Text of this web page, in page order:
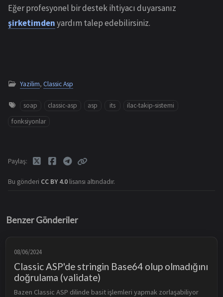
Eğer profesyonel bir destek ihtiyacı duyarsanız
şirketimdenyardım talep edebilirsiniz.
Yazilim, Classic Asp
soap classic-asp asp its
ilac-takip-sistemi
fonksiyonlar
Bu gönderi CC BY 4.0 lisansı altındadır.
Paylaş
Benzer Gönderiler
08/06/2024
Classic ASP'de stringin Base64 olup olmadığını
doğrulama (validate)
Bazen Classic ASP dilinde basit işlemleri yapmak zorlaşabiliyor